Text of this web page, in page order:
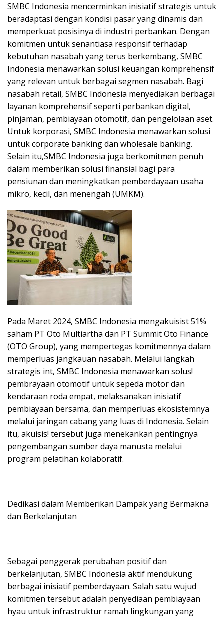
SMBC Indonesia mencerminkan inisiatif strategis untuk
beradaptasi dengan kondisi pasar yang dinamis dan
memperkuat posisinya di industri perbankan. Dengan
komitmen untuk senantiasa responsif terhadap
kebutuhan nasabah yang terus berkembang, SMBC
Indonesia menawarkan solusi keuangan komprehensif
yang relevan untuk berbagai segmen nasabah. Bagi
nasabah retail, SMBC Indonesia menyediakan berbagai
layanan komprehensif seperti perbankan digital,
pinjaman, pembiayaan otomotif, dan pengelolaan aset.
Untuk korporasi, SMBC Indonesia menawarkan solusi
untuk corporate banking dan wholesale banking.
Selain itu,SMBC Indonesia juga berkomitmen penuh
dalam memberikan solusi finansial bagi para
pensiunan dan meningkatkan pemberdayaan usaha
mikro, kecil, dan menengah (UMKM).
Pada Maret 2024, SMBC Indonesia mengakuisist 51%
saham PT Oto Multiartha dan PT Summit Oto Finance
(OTO Group), yang mempertegas komitmennya dalam
memperluas jangkauan nasabah. Melalui langkah
strategis int, SMBC Indonesia menawarkan solus!
pembrayaan otomotif untuk sepeda motor dan
kendaraan roda empat, melaksanakan inisiatif
pembiayaan bersama, dan memperluas ekosistemnya
melalui jaringan cabang yang luas di Indonesia. Selain
itu, akuisis! tersebut juga menekankan pentingnya
pengembangan sumber daya manusta melalui
program pelatihan kolaboratif.
Dedikasi dalam Memberikan Dampak yang Bermakna
dan Berkelanjutan
Sebagai penggerak perubahan positif dan
berkelanjutan, SMBC Indonesia aktif mendukung
berbagai inisiatif pemberdayaan. Salah satu wujud
komitmen tersebut adalah penyediaan pembiayaan
hyau untuk infrastruktur ramah lingkungan yang